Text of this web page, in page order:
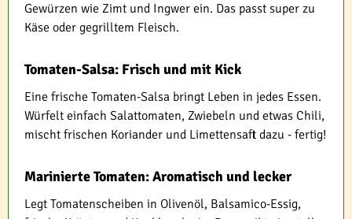
Gewürzen wie Zimt und Ingwer ein. Das passt super zu
Käse oder gegrilltem Fleisch.
Tomaten-Salsa: Frisch und mit Kick
Eine frische Tomaten-Salsa bringt Leben in jedes Essen.
Würfelt einfach Salattomaten, Zwiebeln und etwas Chili,
mischt frischen Koriander und Limettensaft dazu - fertig!
Marinierte Tomaten: Aromatisch und lecker
Legt Tomatenscheiben in Olivenöl, Balsamico-Essig,